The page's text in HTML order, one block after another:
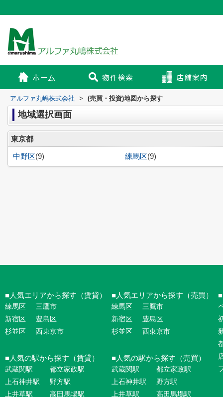
アルファ丸嶋株式会社 > (売買・投資)地図から探す
地域選択画面
東京都
中野区(9) 練馬区(9)
人気エリアから探す（賃貸）
練馬区
新宿区
杉並区
三鷹市
豊島区
西東京市
人気の駅から探す（賃貸）
武蔵関駅
上石神井駅
上井草駅
都立家政駅
野方駅
高田馬場駅
人気エリアから探す（売買）
練馬区
新宿区
杉並区
三鷹市
豊島区
西東京市
人気の駅から探す（売買）
武蔵関駅
上石神井駅
上井草駅
都立家政駅
野方駅
高田馬場駅